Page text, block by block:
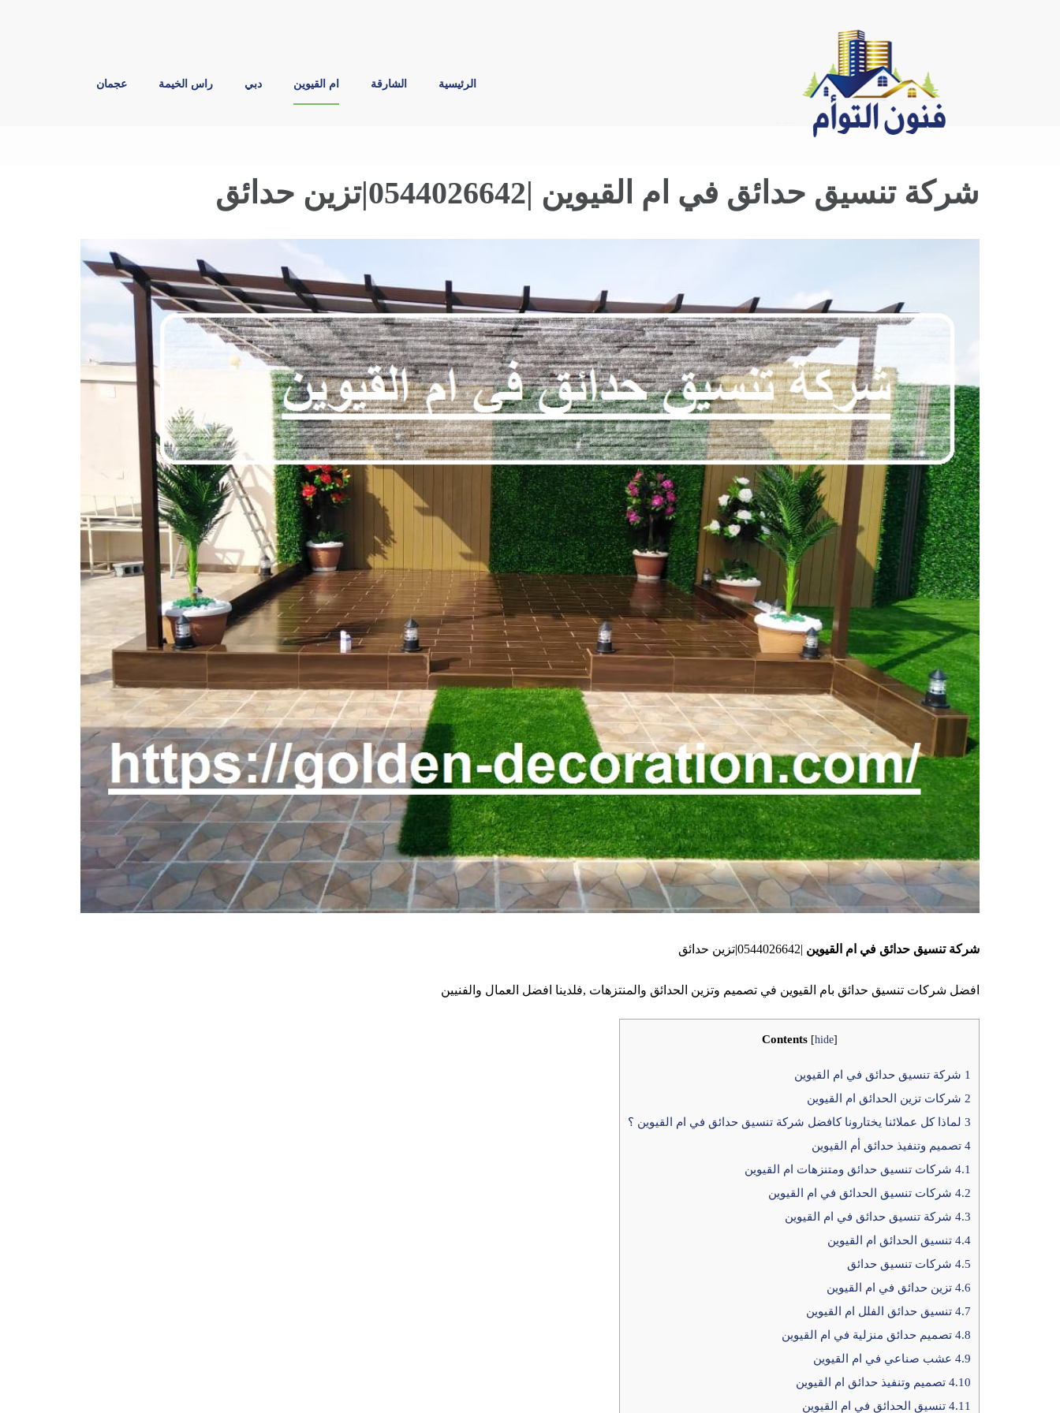
الرئيسية الشارقة ام القيوين دبي راس الخيمة عجمان
شركة تنسيق حدائق في ام القيوين |0544026642|تزين حدائق
شركة تنسيق حدائق في ام القيوين |0544026642|تزين حدائق
افضل شركات تنسيق حدائق بام القيوين في تصميم وتزين الحدائق والمنتزهات ,فلدينا افضل العمال والفنيين
Contents [hide]
1 شركة تنسيق حدائق في ام القيوين
2 شركات تزين الحدائق ام القيوين
3 لماذا كل عملائنا يختارونا كافضل شركة تنسيق حدائق في ام القيوين ؟
4 تصميم وتنفيذ حدائق أم القيوين
4.1 شركات تنسيق حدائق ومتنزهات ام القيوين
4.2 شركات تنسيق الحدائق في ام القيوين
4.3 شركة تنسيق حدائق في ام القيوين
4.4 تنسيق الحدائق ام القيوين
4.5 شركات تنسيق حدائق
4.6 تزين حدائق في ام القيوين
4.7 تنسيق حدائق الفلل ام القيوين
4.8 تصميم حدائق منزلية في ام القيوين
4.9 عشب صناعي في ام القيوين
4.10 تصميم وتنفيذ حدائق ام القيوين
4.11 تنسيق الحدائق في ام القيوين